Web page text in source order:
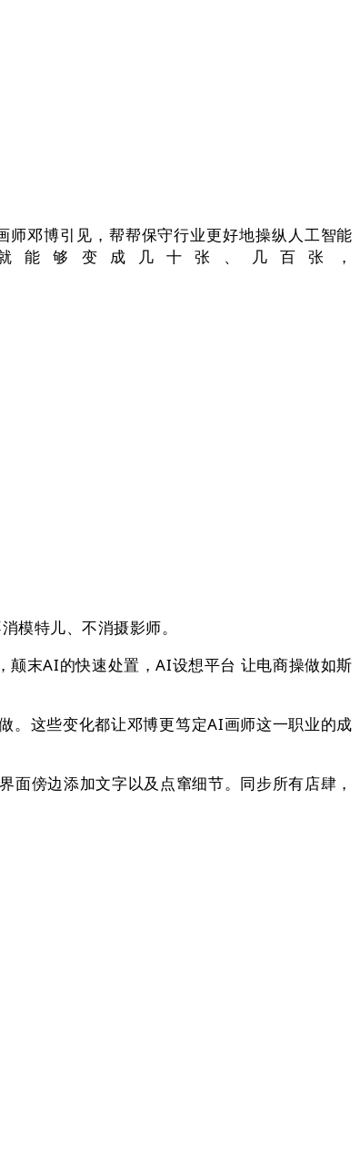
师邓博引见，帮帮保守行业更好地操纵人工智能
够变成几十张、几百张，
模特儿、不消摄影师。
末AI的快速处置，AI设想平台 让电商操做如斯
这些变化都让邓博更笃定AI画师这一职业的成
傍边添加文字以及点窜细节。同步所有店肆，